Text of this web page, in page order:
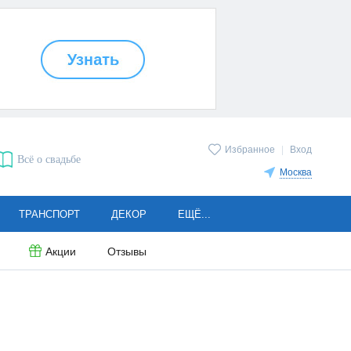
Избранное Вход
Москва
Всё о свадьбе
Акции Отзывы
ТРАНСПОРТ ДЕКОР ЕЩЁ...